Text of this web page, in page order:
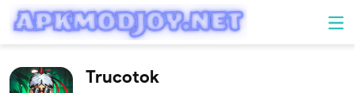
Trucotok